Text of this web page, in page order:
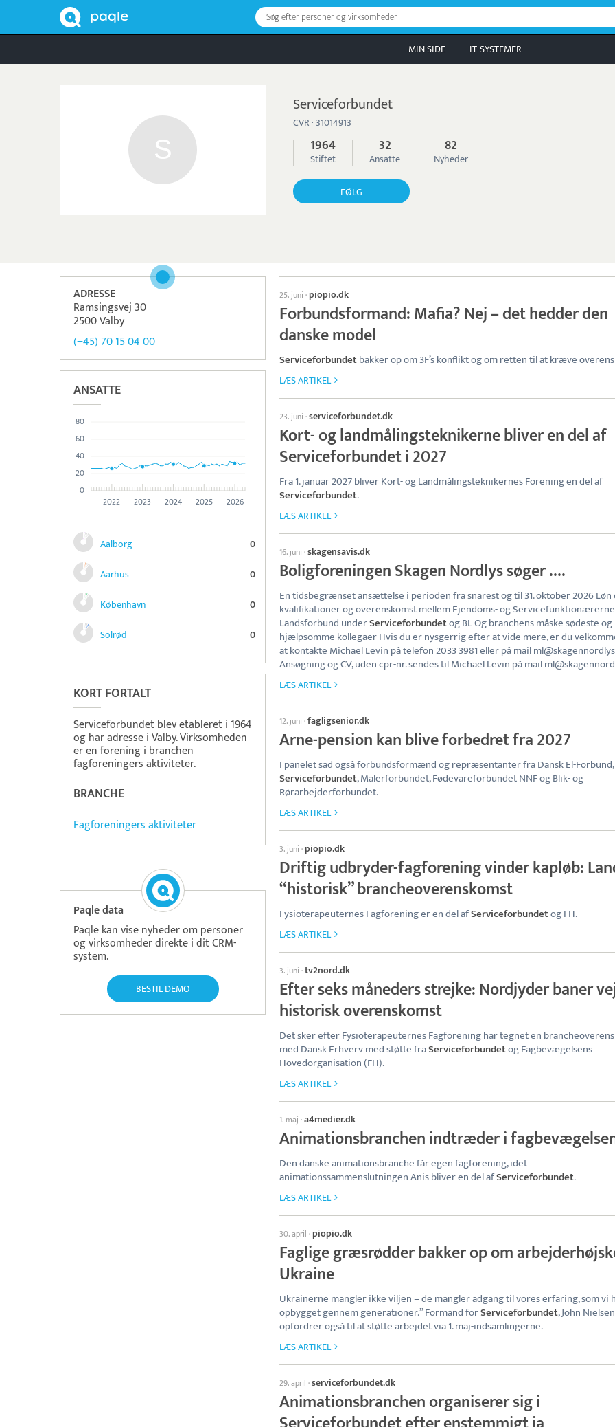
Søg efter personer og virksomheder
MIN SIDE IT-SYSTEMER
Serviceforbundet
CVR · 31014913
1964
Stiftet
32
Ansatte
82
Nyheder
FØLG
ADRESSE
Ramsingsvej 30
2500 Valby
(+45) 70 15 04 00
ANSATTE
2022 2023 2024 2025 2026
0
20
40
60
80
Aalborg
0
Aarhus
0
København
0
Solrød
0
KORT FORTALT
Serviceforbundet blev etableret i 1964
og har adresse i Valby. Virksomheden
er en forening i branchen
fagforeningers aktiviteter.
BRANCHE
Fagforeningers aktiviteter
Paqle data
Paqle kan vise nyheder om personer
og virksomheder direkte i dit CRM-
system.
BESTIL DEMO
25. juni ·piopio.dk
Forbundsformand: Mafia? Nej – det hedder den
danske model
Serviceforbundetbakker op om 3F’s konflikt og om retten til at kræve
LÆS ARTIKEL
23. juni ·serviceforbundet.dk
Kort- og landmålingsteknikerne bliver en del af
Serviceforbundet i 2027
Fra 1. januar 2027 bliver Kort- og Landmålingsteknikernes Forening en del af
Serviceforbundet.
LÆS ARTIKEL
16. juni ·skagensavis.dk
Boligforeningen Skagen Nordlys søger ….
En tidsbegrænset ansættelse i perioden fra snarest og til 31. oktober 2026
kvalifikationer og overenskomst mellem Ejendoms- og
Landsforbund underServiceforbundetog BL Og branchens måske sødeste
hjælpsomme kollegaer Hvis du er nysgerrig efter at vide mere, er du
at kontakte Michael Levin på telefon 2033 3981 eller på mail
Ansøgning og CV, uden cpr-nr. sendes til Michael Levin på mail
LÆS ARTIKEL
12. juni ·fagligsenior.dk
Arne-pension kan blive forbedret fra 2027
I panelet sad også forbundsformænd og repræsentanter fra Dansk El-Forbund,
Serviceforbundet, Malerforbundet, Fødevareforbundet NNF og Blik- og
Rørarbejderforbundet.
LÆS ARTIKEL
3. juni ·piopio.dk
Driftig udbryder-fagforening vinder kapløb:
“historisk” brancheoverenskomst
Fysioterapeuternes Fagforening er en del afServiceforbundetog FH.
LÆS ARTIKEL
3. juni ·tv2nord.dk
Efter seks måneders strejke: Nordjyder baner
historisk overenskomst
Det sker efter Fysioterapeuternes Fagforening har tegnet en
med Dansk Erhverv med støtte fraServiceforbundetog Fagbevægelsens
Hovedorganisation (FH).
LÆS ARTIKEL
1. maj ·a4medier.dk
Animationsbranchen indtræder i
Den danske animationsbranche får egen fagforening, idet
animationssammenslutningen Anis bliver en del afServiceforbundet.
LÆS ARTIKEL
30. april ·piopio.dk
Faglige græsrødder bakker op om
Ukraine
Ukrainerne mangler ikke viljen – de mangler adgang til vores erfaring, som vi
opbygget gennem generationer.” Formand forServiceforbundet, John
opfordrer også til at støtte arbejdet via 1. maj-indsamlingerne.
LÆS ARTIKEL
29. april ·serviceforbundet.dk
Animationsbranchen organiserer sig i